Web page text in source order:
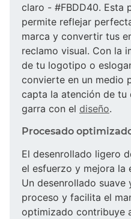
claro - #FBDD40. Esta
permite reflejar
marca y convertir tus
reclamo visual. Con la
de tu logotipo o
convierte en un medio
capta la atención de tu
garra con el diseño.
Procesado
El desenrollado ligero
el esfuerzo y mejora la
Un desenrollado suave
proceso y facilita el
optimizado contribuye